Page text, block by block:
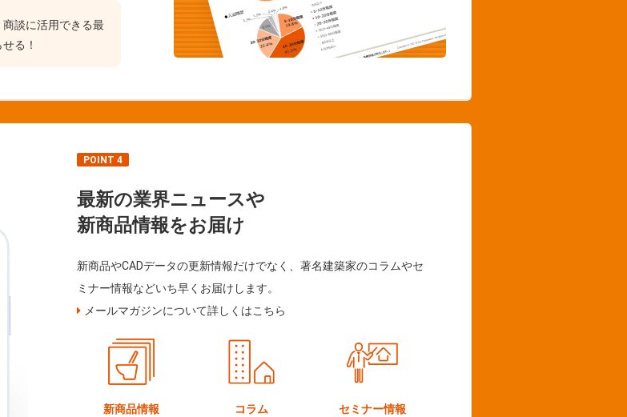
談に活用できる最
る！
POINT 4
最新の業界ニュースや
新商品情報をお届け
新商品やCADデータの更新情報だけでなく、著名建築家のコラムやセ
ミナー情報などいち早くお届けします。
メールマガジンについて詳しくはこちら
新商品情報 コラム セミナー情報